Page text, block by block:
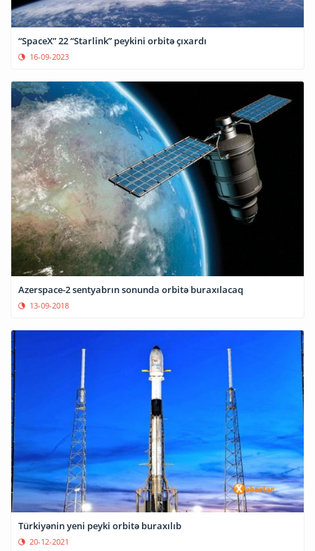
“SpaceX” 22 “Starlink” peykini orbitə çıxardı
16-09-2023
Azerspace-2 sentyabrın sonunda orbitə buraxılacaq
13-09-2018
Türkiyənin yeni peyki orbitə buraxılıb
20-12-2021